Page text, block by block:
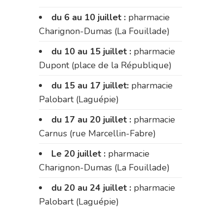
du 6 au 10 juillet : pharmacie
Charignon-Dumas (La Fouillade)
du 10 au 15 juillet : pharmacie
Dupont (place de la République)
du 15 au 17 juillet: pharmacie
Palobart (Laguépie)
du 17 au 20 juillet : pharmacie
Carnus (rue Marcellin-Fabre)
Le 20 juillet : pharmacie
Charignon-Dumas (La Fouillade)
du 20 au 24 juillet : pharmacie
Palobart (Laguépie)